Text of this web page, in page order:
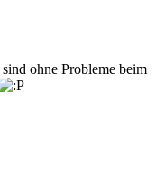
ohne Probleme beim